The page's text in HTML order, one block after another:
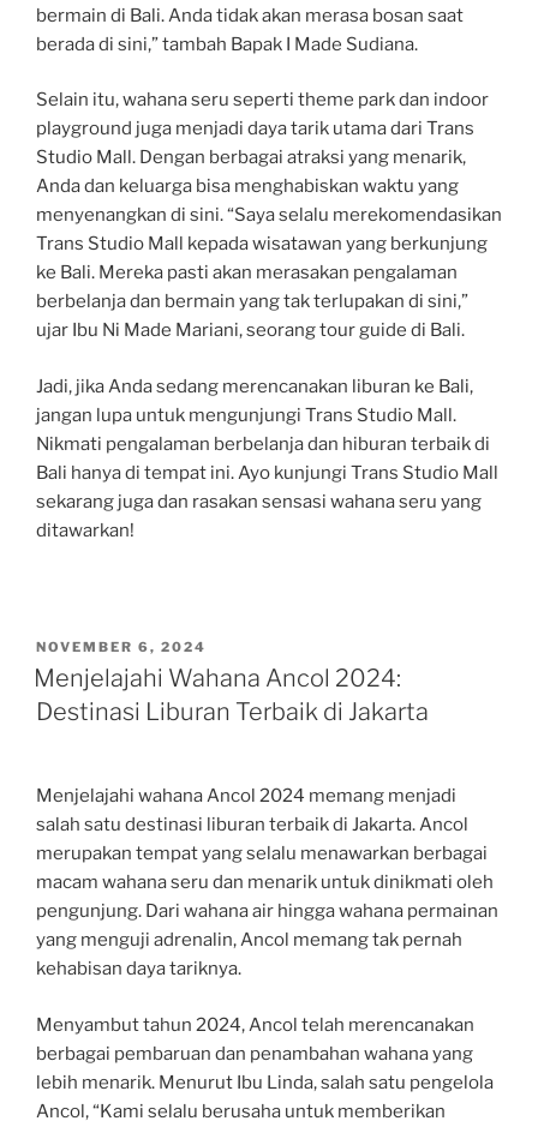
bermain di Bali. Anda tidak akan merasa bosan saat
berada di sini,” tambah Bapak I Made Sudiana.
Selain itu, wahana seru seperti theme park dan indoor
playground juga menjadi daya tarik utama dari Trans
Studio Mall. Dengan berbagai atraksi yang menarik,
Anda dan keluarga bisa menghabiskan waktu yang
menyenangkan di sini. “Saya selalu merekomendasikan
Trans Studio Mall kepada wisatawan yang berkunjung
ke Bali. Mereka pasti akan merasakan pengalaman
berbelanja dan bermain yang tak terlupakan di sini,”
ujar Ibu Ni Made Mariani, seorang tour guide di Bali.
Jadi, jika Anda sedang merencanakan liburan ke Bali,
jangan lupa untuk mengunjungi Trans Studio Mall.
Nikmati pengalaman berbelanja dan hiburan terbaik di
Bali hanya di tempat ini. Ayo kunjungi Trans Studio Mall
sekarang juga dan rasakan sensasi wahana seru yang
ditawarkan!
POSTED
ON
NOVEMBER 6, 2024
Menjelajahi Wahana Ancol 2024:
Destinasi Liburan Terbaik di Jakarta
Menjelajahi wahana Ancol 2024 memang menjadi
salah satu destinasi liburan terbaik di Jakarta. Ancol
merupakan tempat yang selalu menawarkan berbagai
macam wahana seru dan menarik untuk dinikmati oleh
pengunjung. Dari wahana air hingga wahana permainan
yang menguji adrenalin, Ancol memang tak pernah
kehabisan daya tariknya.
Menyambut tahun 2024, Ancol telah merencanakan
berbagai pembaruan dan penambahan wahana yang
lebih menarik. Menurut Ibu Linda, salah satu pengelola
Ancol, “Kami selalu berusaha untuk memberikan